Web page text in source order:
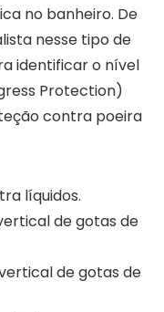
no banheiro. De
nesse tipo de
identificar o nível
Protection)
contra poeira
líquidos.
de gotas de
de gotas de